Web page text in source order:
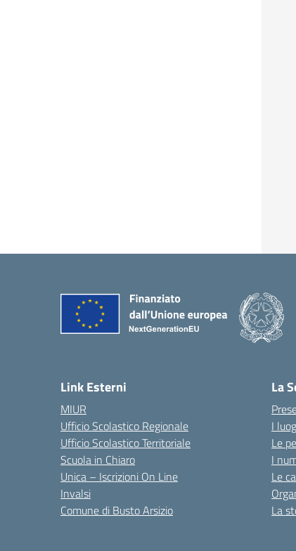
Link Esterni
MIUR
Ufficio Scolastico Regionale
Ufficio Scolastico Territoriale
Scuola in Chiaro
Unica – Iscrizioni On Line
Invalsi
Comune di Busto Arsizio
La
I
Le
I
Le
La